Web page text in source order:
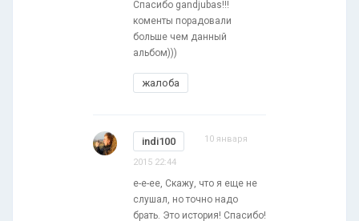
Спасибо gandjubas!!!
коменты порадовали
больше чем данный
альбом)))
жалоба
indi100 10 января
2015 22:44
е-е-ее, Скажу, что я еще не
слушал, но точно надо
брать. Это история! Спасибо!